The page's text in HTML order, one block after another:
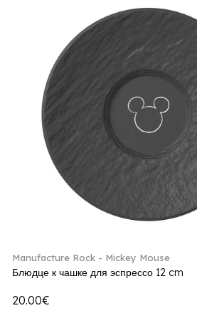
Manufacture Rock - Mickey Mouse
Блюдце к чашке для эспрессо 12 cm
20.00€